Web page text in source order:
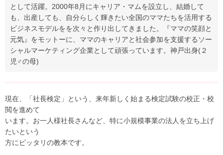
として活躍。2000年8月にキャリア・マムを設立し、結婚して
も、出産しても、自分らしく輝きたい全国のママたちを活用する
ビジネスモデルをを次々と作り出してきました。『ママの笑顔と
元気』をモットーに、ママのキャリアと社会参加を支援するソー
シャルマーケティング企業として頑張っています。神戸出身(２
児♂の母)
現在、「社長検定」という、来年新しく始まる検定試験の校正・校
閲を進めて
います。お一人様社長さんなど、特に小規模事業の法人を立ち上げ
たいという
方にピッタリの教本です。